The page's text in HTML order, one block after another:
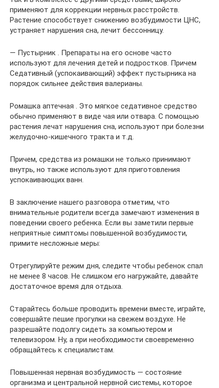
применяют для коррекции нервных расстройств.
Растение способствует снижению возбудимости ЦНС,
устраняет нарушения сна, лечит бессонницу.
— Пустырник . Препараты на его основе часто
используют для лечения детей и подростков. Причем
Седативный (успокаивающий) эффект пустырника на
порядок сильнее действия валерианы.
Ромашка аптечная . Это мягкое седативное средство
обычно применяют в виде чая или отвара. С помощью
растения лечат нарушения сна, используют при болезни
желудочно-кишечного тракта и т.д.
Причем, средства из ромашки не только принимают
внутрь, но также используют для приготовления
успокаивающих ванн.
В заключение нашего разговора отметим, что
внимательные родители всегда замечают изменения в
поведении своего ребенка. Если вы заметили первые
неприятные симптомы повышенной возбудимости,
примите несложные меры:
Отрегулируйте режим дня, следите чтобы ребенок спал
не менее 8 часов. Не слишком его нагружайте, давайте
достаточное время для отдыха.
Старайтесь больше проводить времени вместе, играйте,
совершайте пешие прогулки на свежем воздухе. Не
разрешайте подолгу сидеть за компьютером и
телевизором. Ну, а при необходимости своевременно
обращайтесь к специалистам.
Повышенная нервная возбудимость — состояние
организма и центральной нервной системы, которое